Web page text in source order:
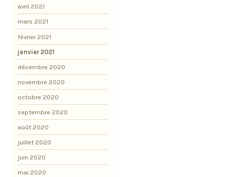
avril 2021
mars 2021
février 2021
janvier 2021
décembre 2020
novembre 2020
octobre 2020
septembre 2020
août 2020
juillet 2020
juin 2020
mai 2020